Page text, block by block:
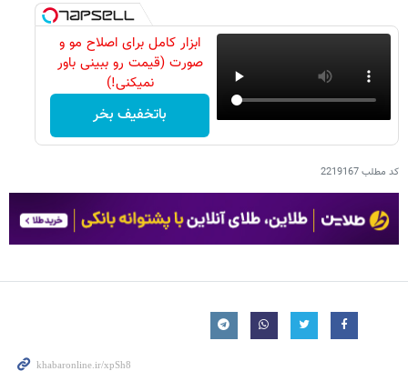
ابزار کامل برای اصلاح مو و
صورت (قیمت رو ببینی باور
نمیکنی!)
باتخفیف بخر
کد مطلب2219167